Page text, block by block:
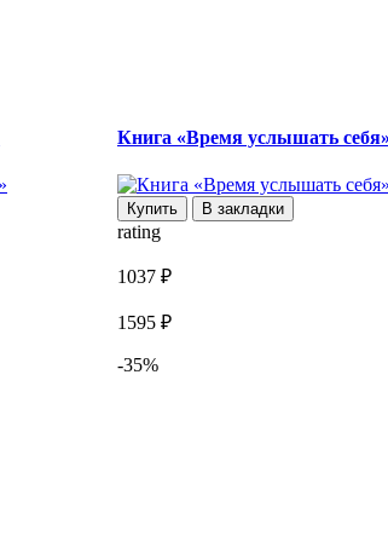
Книга «Время услышать себя»
Купить В закладки
rating
1037 ₽
1595 ₽
-35%